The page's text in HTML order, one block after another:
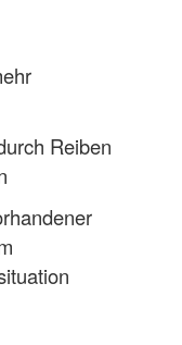
Reiben